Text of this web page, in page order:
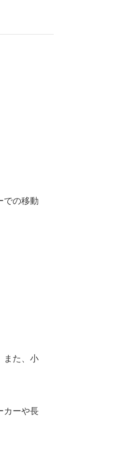
での移動
また、小
カーや長